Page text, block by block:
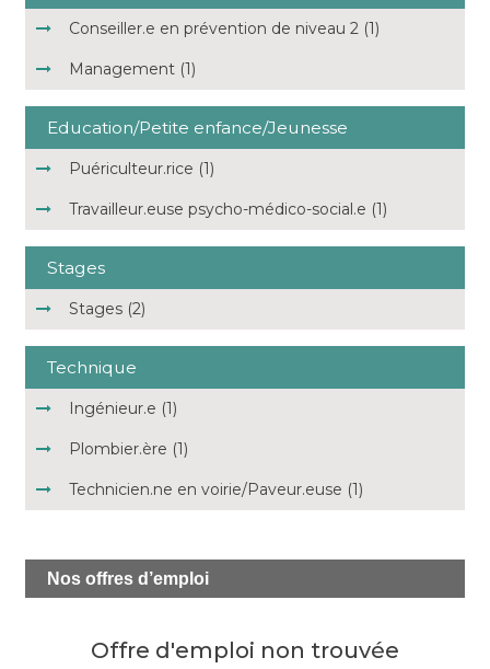
Conseiller.e en prévention de niveau 2 (1)
Management (1)
Education/Petite enfance/Jeunesse
Puériculteur.rice (1)
Travailleur.euse psycho-médico-social.e (1)
Stages
Stages (2)
Technique
Ingénieur.e (1)
Plombier.ère (1)
Technicien.ne en voirie/Paveur.euse (1)
Nos offres d’emploi
Offre d'emploi non trouvée